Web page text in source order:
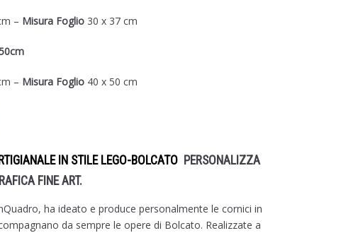
– Misura Foglio30 x 37 cm
– Misura Foglio40 x 50 cm
IN STILE LEGO-BOLCATO PERSONALIZZA
FINE ART.
ha ideato e produce personalmente le cornici in
da sempre le opere di Bolcato. Realizzate a